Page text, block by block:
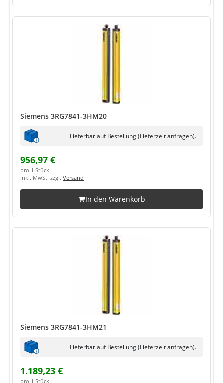
Siemens 3RG7841-3HM20
Lieferbar auf Bestellung (Lieferzeit anfragen).
956,97 €
pro 1 Stück
inkl. MwSt. zzgl. Versand
In den Warenkorb
Siemens 3RG7841-3HM21
Lieferbar auf Bestellung (Lieferzeit anfragen).
1.189,23 €
pro 1 Stück